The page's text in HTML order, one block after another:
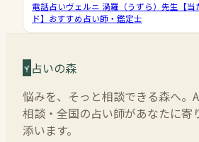
電話占いヴェルニ 渦羅（うずら）先生【当
ド】おすすめ占い師・鑑定士
占いの森
悩みを、そっと相談できる森へ。
相談・全国の占い師があなたに寄
添います。